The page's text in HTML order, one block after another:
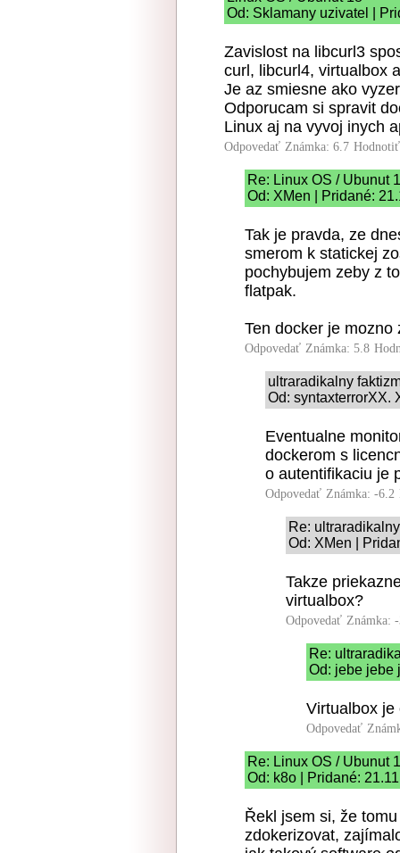
Od: Sklamany uzivatel |
Zavislost na libcurl3
curl, libcurl4, virtualbox
Je az smiesne ako
Odporucam si spravit
Linux aj na vyvoj inych
Odpovedať Známka: 6.7
Re: Linux OS / Ubunut
Od: XMen | Pridané:
Tak je pravda, ze
smerom k statickej
pochybujem zeby z
flatpak.
Ten docker je mozno
Odpovedať Známka: 5.8
ultraradikalny
Od: syntaxterrorXX.
Eventualne
dockerom s
o autentifikaciu je
Odpovedať Známka: -6.2
Re:
Od: XMen |
Takze
virtualbox?
Odpovedať Známka:
Re:
Od: jebe jebe
Virtualbox je
Odpovedať
Re: Linux OS / Ubunut
Od: k8o | Pridané:
Řekl jsem si, že
zdokerizovat,